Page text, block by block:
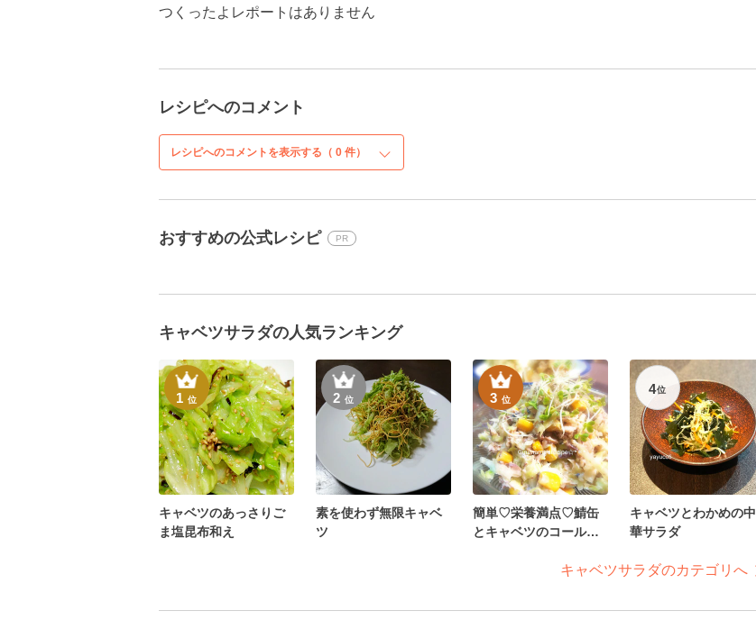
つくったよレポートはありません
レシピへのコメント
レシピへのコメントを表示する（ 0 件）
おすすめの公式レシピ PR
キャベツサラダの人気ランキング
1位
キャベツのあっさりご
ま塩昆布和え
2位
素を使わず無限キャベ
ツ
3位
簡単♡栄養満点♡鯖缶
とキャベツのコールス
4位
キャベツとわかめの中
華サラダ
キャベツサラダのカテゴリへ